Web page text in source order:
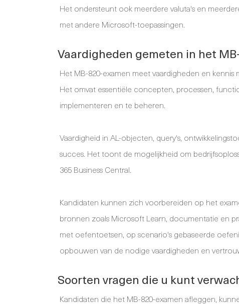
Het ondersteunt ook meerdere valuta's en
met andere Microsoft-toepassingen.
Vaardigheden gemeten in het
Het MB-820-examen meet vaardigheden en
Het omvat essentiële concepten, processen,
implementeren en te beheren.
Vaardigheid in AL-objecten, query's,
succes. Het toont de mogelijkheid om
365 Business Central.
Kandidaten kunnen zich voorbereiden op het
bronnen zoals Microsoft Learn, documentatie en
met oefentoetsen, op scenario's gebaseerde
opbouwen van de nodige vaardigheden en
Soorten vragen die u kunt
Kandidaten die het MB-820-examen afleggen,